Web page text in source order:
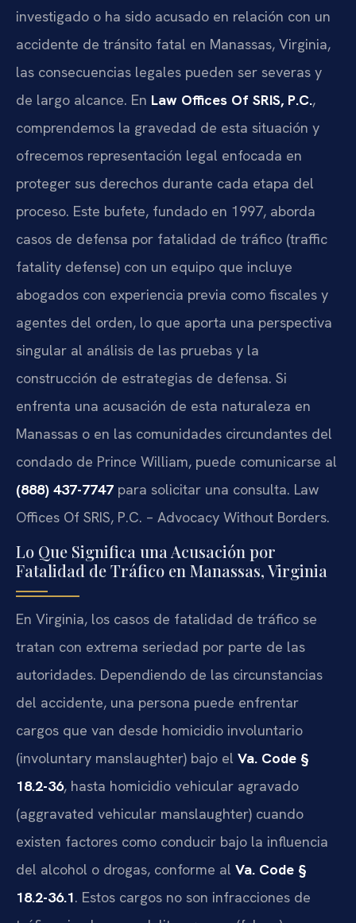
investigado o ha sido acusado en relación con un
accidente de tránsito fatal en Manassas, Virginia,
las consecuencias legales pueden ser severas y
de largo alcance. En Law Offices Of SRIS, P.C.,
comprendemos la gravedad de esta situación y
ofrecemos representación legal enfocada en
proteger sus derechos durante cada etapa del
proceso. Este bufete, fundado en 1997, aborda
casos de defensa por fatalidad de tráfico (traffic
fatality defense) con un equipo que incluye
abogados con experiencia previa como fiscales y
agentes del orden, lo que aporta una perspectiva
singular al análisis de las pruebas y la
construcción de estrategias de defensa. Si
enfrenta una acusación de esta naturaleza en
Manassas o en las comunidades circundantes del
condado de Prince William, puede comunicarse al
(888) 437-7747 para solicitar una consulta. Law
Offices Of SRIS, P.C. – Advocacy Without Borders.
Lo Que Significa una Acusación por
Fatalidad de Tráfico en Manassas, Virginia
En Virginia, los casos de fatalidad de tráfico se
tratan con extrema seriedad por parte de las
autoridades. Dependiendo de las circunstancias
del accidente, una persona puede enfrentar
cargos que van desde homicidio involuntario
(involuntary manslaughter) bajo el Va. Code §
18.2-36, hasta homicidio vehicular agravado
(aggravated vehicular manslaughter) cuando
existen factores como conducir bajo la influencia
del alcohol o drogas, conforme al Va. Code §
18.2-36.1. Estos cargos no son infracciones de